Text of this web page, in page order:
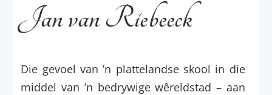
Jan van Riebeeck
Die gevoel van ’n plattelandse skool in die
middel van ’n bedrywige wêreldstad – aan